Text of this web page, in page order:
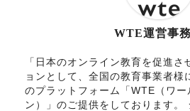
WTE運営事
「日本のオンライン教育を促進さ
ョンとして、全国の教育事業者様
のプラットフォーム「WTE（ワー
ン）」のご提供をしております。